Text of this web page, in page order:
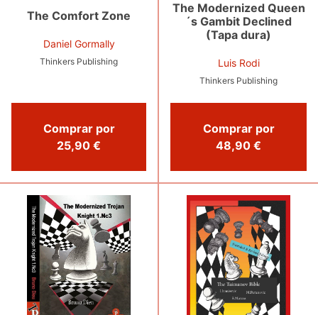
The Comfort Zone
Daniel Gormally
Thinkers Publishing
Comprar por
25,90 €
The Modernized Queen
´s Gambit Declined
(Tapa dura)
Luis Rodi
Thinkers Publishing
Comprar por
48,90 €